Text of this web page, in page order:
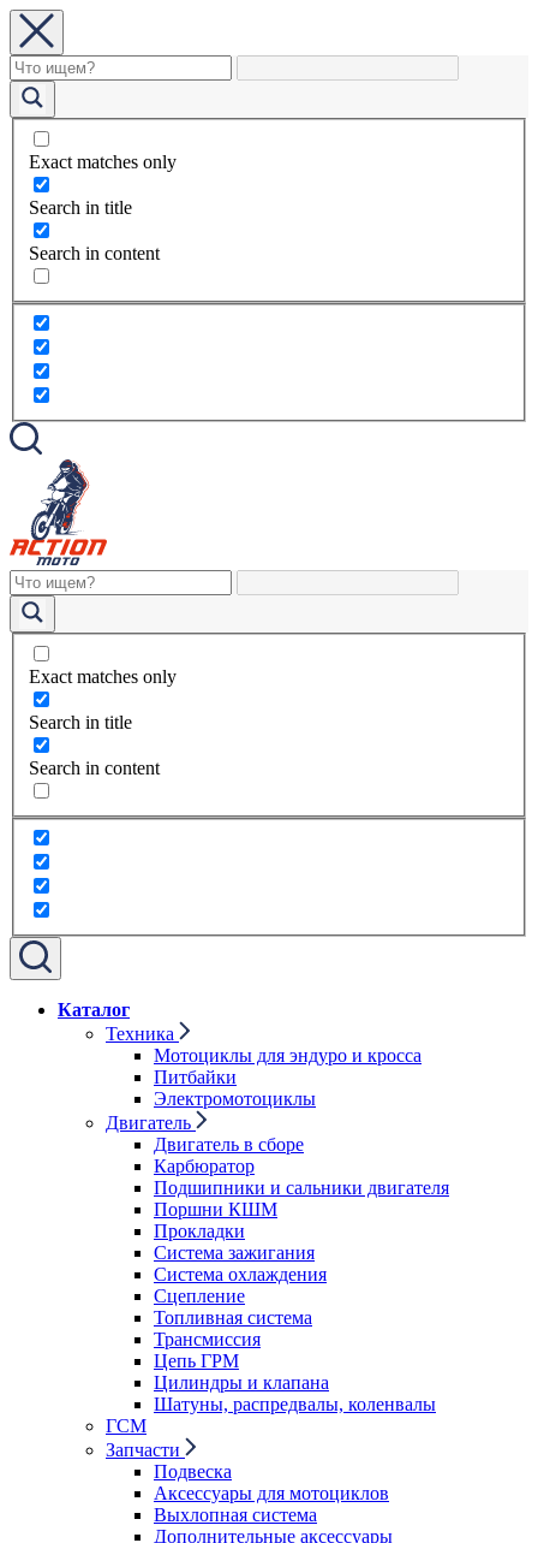
Exact matches only
Search in title
Search in content
Exact matches only
Search in title
Search in content
Каталог
Техника
Мотоциклы для эндуро и кросса
Питбайки
Электромотоциклы
Двигатель
Двигатель в сборе
Карбюратор
Подшипники и сальники двигателя
Поршни КШМ
Прокладки
Система зажигания
Система охлаждения
Сцепление
Топливная система
Трансмиссия
Цепь ГРМ
Цилиндры и клапана
Шатуны, распредвалы, коленвалы
ГСМ
Запчасти
Подвеска
Аксессуары для мотоциклов
Выхлопная система
Дополнительные аксессуары